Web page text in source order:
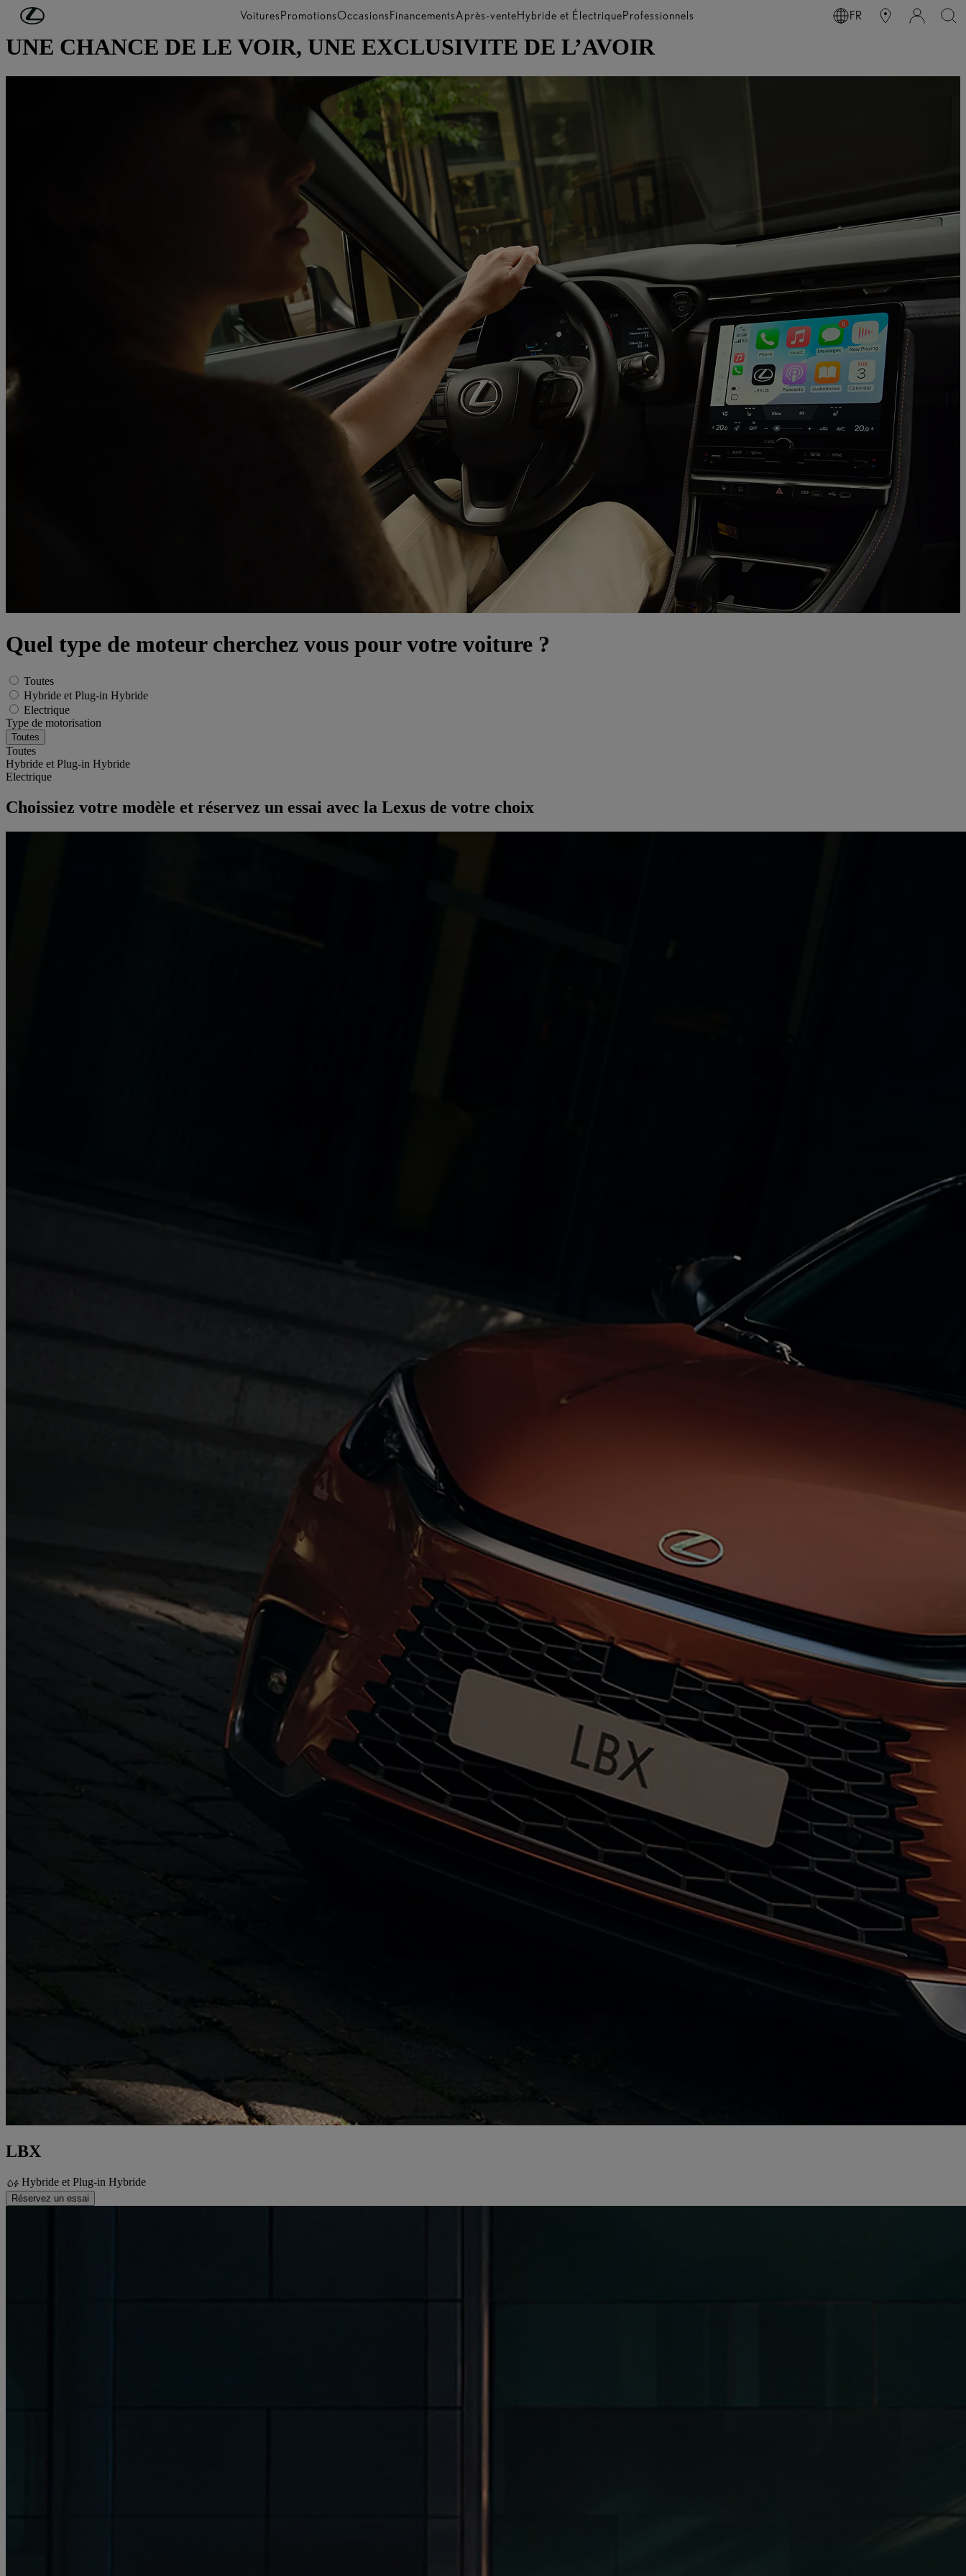
Passer au contenu principal VoituresPromotionsOccasionsFinancementsAprès-venteHybride et ÉlectriqueProfessionnels FR
UNE CHANCE DE LE VOIR, UNE EXCLUSIVITE DE L’AVOIR
Quel type de moteur cherchez vous pour votre voiture ?
Toutes
Hybride et Plug-in Hybride
Electrique
Type de motorisation
Toutes
Hybride et Plug-in Hybride
Electrique
Choissiez votre modèle et réservez un essai avec la Lexus de votre choix
LBX
Hybride et Plug-in Hybride
Réservez un essai